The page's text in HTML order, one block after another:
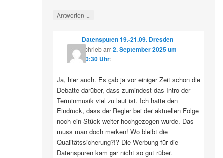
Antworten ↓
Datenspuren 19.-21.09. Dresden
schriebam 2. September 2025 um
10:30 Uhr:
Ja, hier auch. Es gab ja vor einiger Zeit schon die
Debatte darüber, dass zumindest das Intro der
Terminmusik viel zu laut ist. Ich hatte den
Eindruck, dass der Regler bei der aktuellen Folge
noch ein Stück weiter hochgezogen wurde. Das
muss man doch merken! Wo bleibt die
Qualitätssicherung?!? Die Werbung für die
Datenspuren kam gar nicht so gut rüber.